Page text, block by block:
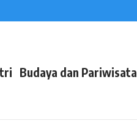
Budaya dan Pariwisata